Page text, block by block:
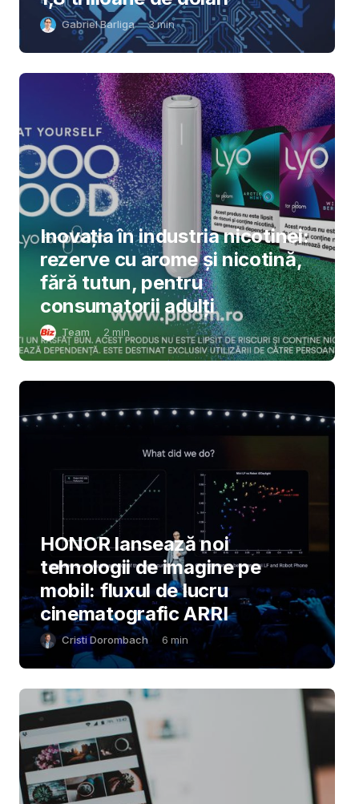
Gabriel Barliga 3min
Inovația în industria nicotinei:
rezerve cu arome și nicotină,
fără tutun, pentru
consumatorii adulți
Team 2 min
HONOR lansează noi
tehnologii de imagine pe
mobil: fluxul de lucru
cinematografic ARRI
Cristi Dorombach 6 min